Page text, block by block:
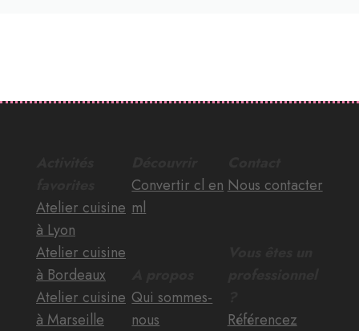
Atelier cuisine
à Lyon
Atelier cuisine
à Bordeaux
Atelier cuisine
à Marseille
Convertir cl en
ml
Qui sommes-
nous
Nous contacter
Référencez